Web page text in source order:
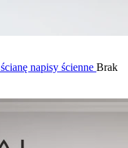
napisy ścienne Brak